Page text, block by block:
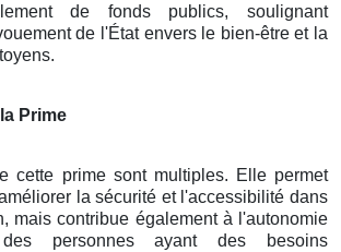
de fonds publics, soulignant
de l'État envers le bien-être et la
Prime
cette prime sont multiples. Elle permet
la sécurité et l'accessibilité dans
mais contribue également à l'autonomie
des personnes ayant des besoins